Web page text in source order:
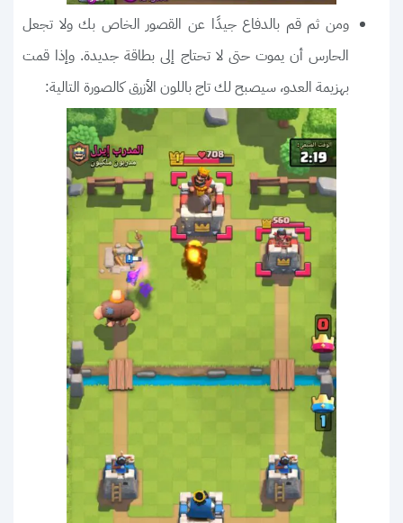
ومن ثم قم بالدفاع جيدًا عن القصور الخاص بك ولا تجعل
الحارس أن يموت حتى لا تحتاج إلى بطاقة جديدة. وإذا قمت
بهزيمة العدو، سيصبح لك تاج باللون الأزرق كالصورة التالية: